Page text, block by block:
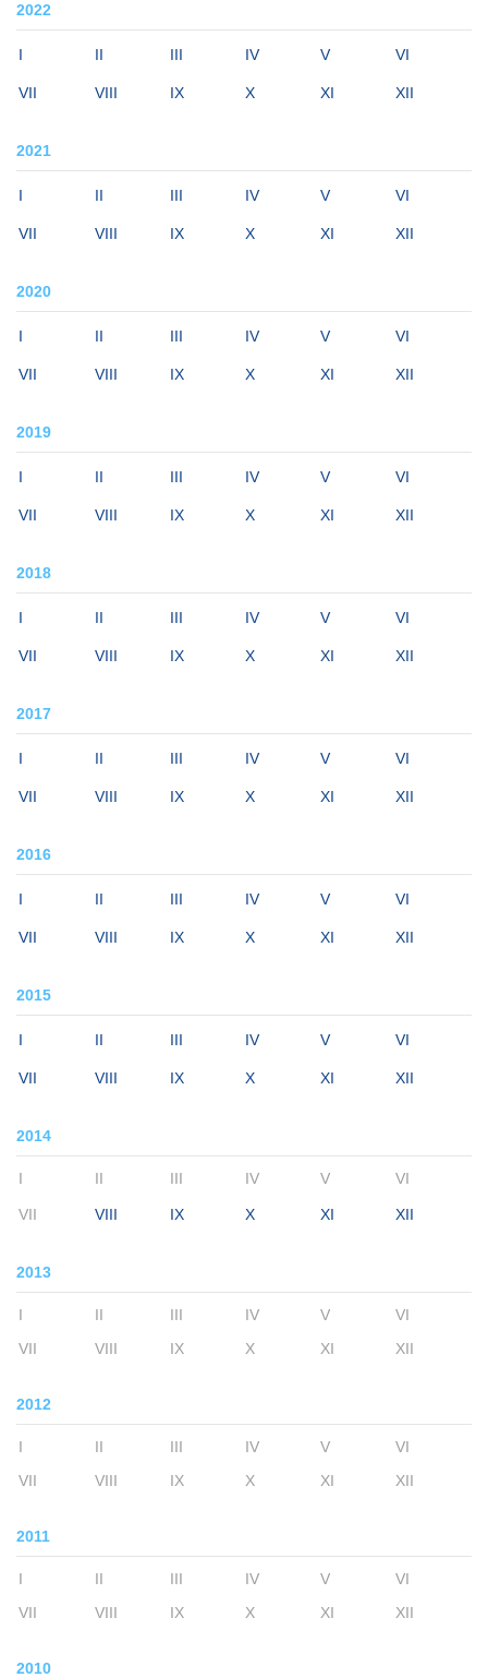
2022
I II III IV V VI
VII VIII IX X XI XII
2021
I II III IV V VI
VII VIII IX X XI XII
2020
I II III IV V VI
VII VIII IX X XI XII
2019
I II III IV V VI
VII VIII IX X XI XII
2018
I II III IV V VI
VII VIII IX X XI XII
2017
I II III IV V VI
VII VIII IX X XI XII
2016
I II III IV V VI
VII VIII IX X XI XII
2015
I II III IV V VI
VII VIII IX X XI XII
2014
I II III IV V VI
VII VIII IX X XI XII
2013
I II III IV V
VI
VII
VIII IX X XI XII
2012
I II III IV V
VI
VII
VIII IX X XI XII
2011
I II III IV V
VI
VII
VIII IX X XI XII
2010